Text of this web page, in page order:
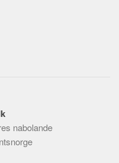
nabolande